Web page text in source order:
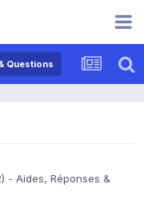
Questions
- Aides, Réponses &